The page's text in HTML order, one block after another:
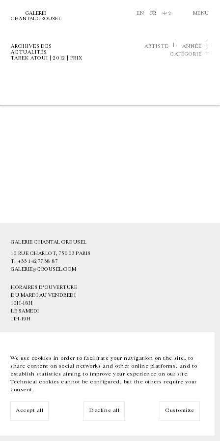
We use cookies in order to facilitate your navigation on the site, to
share content on social networks and other online platforms, and to
establish statistics aiming to improve your experience on our site.
Technical cookies cannot be configured, but the others require your
consent.
Accept all Decline all Customize
GALERIE
CHANTAL CROUSEL
EN FR 中文 MENU
ARCHIVES DES
ACTUALITÉS
TAREK ATOUI | 2012 | PRIX
ARTISTE
ANNÉE
CATÉGORIE
GALERIE CHANTAL CROUSEL
10 RUE CHARLOT, 75003 PARIS
T. +33 1 42 77 38 87
GALERIE@CROUSEL.COM
HORAIRES D'OUVERTURE
DU MARDI AU VENDREDI
10H-18H
LE SAMEDI
11H-19H
EN FR 中文 Facebook Instagram
Inscrivez-vous à notre newsletter